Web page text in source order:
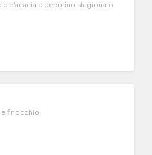
d'acacia e pecorino stagionato
e finocchio